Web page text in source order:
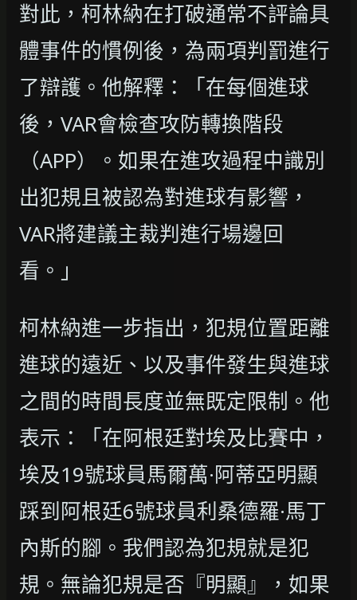
對此，柯林納在打破通常不評論具
體事件的慣例後，為兩項判罰進行
了辯護。他解釋：「在每個進球
後，VAR會檢查攻防轉換階段
（APP）。如果在進攻過程中識別
出犯規且被認為對進球有影響，
VAR將建議主裁判進行場邊回
看。」
柯林納進一步指出，犯規位置距離
進球的遠近、以及事件發生與進球
之間的時間長度並無既定限制。他
表示：「在阿根廷對埃及比賽中，
埃及19號球員馬爾萬·阿蒂亞明顯
踩到阿根廷6號球員利桑德羅·馬丁
內斯的腳。我們認為犯規就是犯
規。無論犯規是否『明顯』，如果